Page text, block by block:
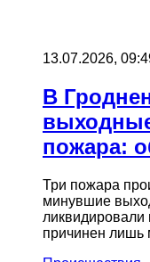
13.07.2026,
В
пожара:
Три пожара
минувшие
ликвидировали
причинен